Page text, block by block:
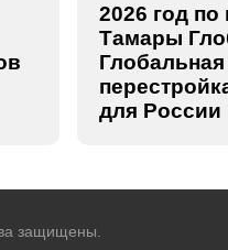
2026 год по
Тамары
Глобальная
для России
защищены.